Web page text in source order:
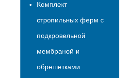
Комплект
стропильных ферм с
подкровельной
мембраной и
обрешетками